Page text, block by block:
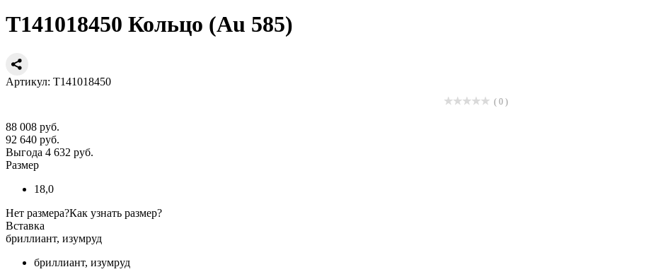
Т141018450 Кольцо (Au 585)
Артикул: Т141018450
( 0 )
88 008 руб.
92 640 руб.
Выгода 4 632 руб.
Размер
18,0
Нет размера?Как узнать размер?
Вставка
бриллиант, изумруд
бриллиант, изумруд